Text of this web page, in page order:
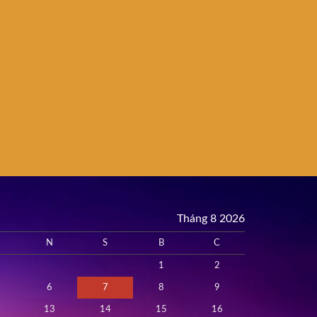
Tháng 8 2026
N S B C
1 2
6 7 8 9
13 14 15 16